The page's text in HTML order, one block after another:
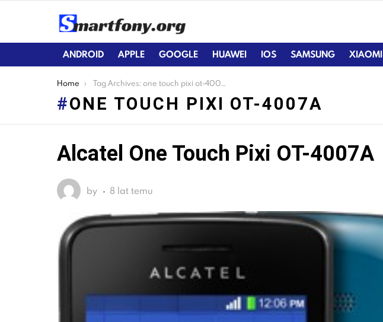
ANDROID APPLE GOOGLE HUAWEI IOS SAMSUNG XIAOMI
You are here:
Home Tag Archives: one touch pixi ot-4007a
ONE TOUCH PIXI OT-4007A
LATEST
STORIES
Alcatel One Touch Pixi OT-4007A
by 8 lat temu